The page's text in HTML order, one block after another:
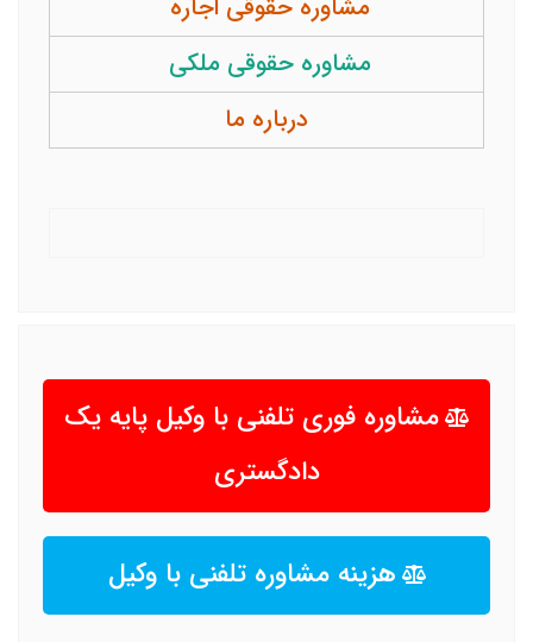
مشاوره حقوقی اجاره
مشاوره حقوقی ملکی
درباره ما
مشاوره فوری تلفنی با وکیل پایه یک
دادگستری
هزینه مشاوره تلفنی با وکیل